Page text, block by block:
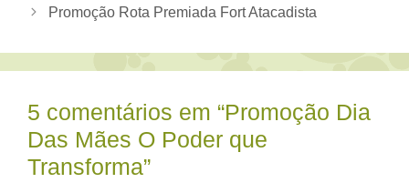
Promoção Rota Premiada Fort Atacadista
5 comentários em “Promoção Dia
Das Mães O Poder que
Transforma”